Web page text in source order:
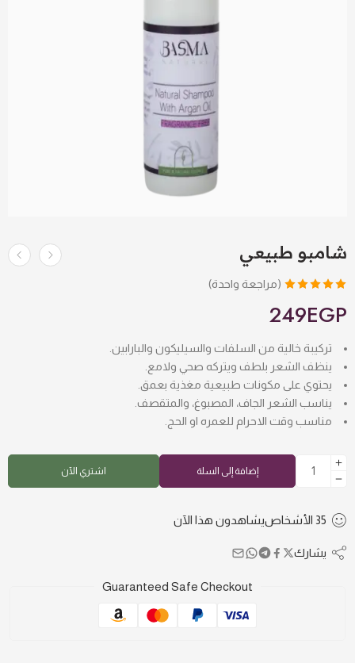
شامبو طبيعي
5.00
من 5
تقييم عميل
واحد
(مراجعة واحدة)
249EGP
تركيبة خالية من السلفات والسيليكون والبارابين.
ينظف الشعر بلطف ويتركه صحي ولامع.
يحتوي على مكونات طبيعية مغذية بعمق.
يناسب الشعر الجاف، المصبوغ، والمتقصف.
مناسب وقت الاحرام للعمره او الحج.
إضافة إلى السلة اشتري الآن
35 الأشخاصيشاهدون هذا الآن
يشارك
Guaranteed Safe Checkout